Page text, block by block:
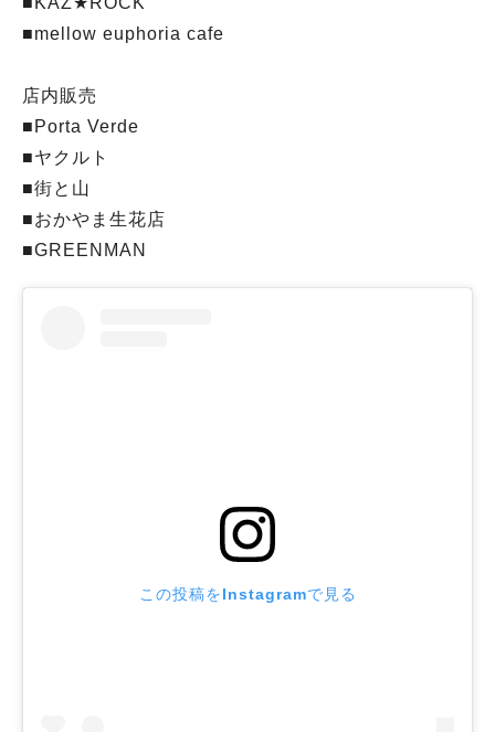
■mellow euphoria cafe
店内販売
■Porta Verde
■ヤクルト
■街と山
■おかやま生花店
■GREENMAN
この投稿をInstagramで見る